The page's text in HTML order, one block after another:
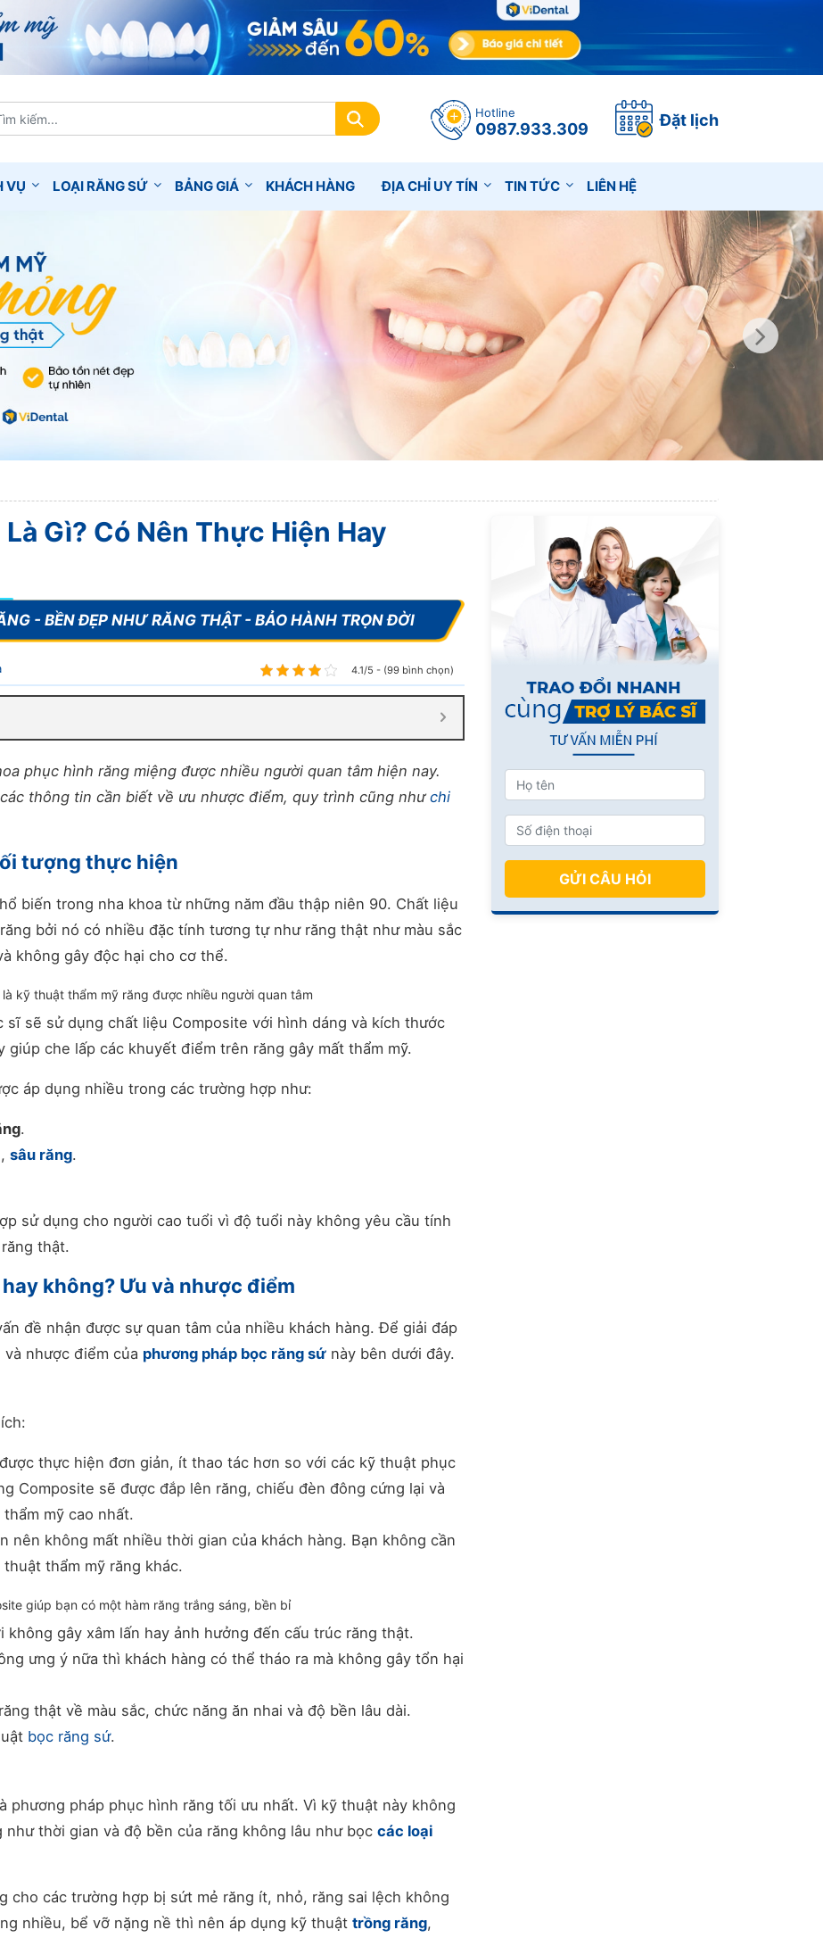
Hotline
0987.933.309 Đặt lịch
VỤ LOẠI RĂNG SỨ BẢNG GIÁ KHÁCH HÀNG ĐỊA CHỈ UY TÍN TIN TỨC LIÊN HỆ
Gì? Có Nên Thực Hiện Hay
4.1/5 - (99 bình chọn)
phục hình răng miệng được nhiều người quan tâm hiện nay.
thông tin cần biết về ưu nhược điểm, quy trình cũng nhưchi
tượng thực hiện
biến trong nha khoa từ những năm đầu thập niên 90. Chất liệu
bởi nó có nhiều đặc tính tương tự như răng thật như màu sắc
không gây độc hại cho cơ thể.
kỹ thuật thẩm mỹ răng được nhiều người quan tâm
sĩ sẽ sử dụng chất liệu Composite với hình dáng và kích thước
che lấp các khuyết điểm trên răng gây mất thẩm mỹ.
áp dụng nhiều trong các trường hợp như:
.
sâu răng.
sử dụng cho người cao tuổi vì độ tuổi này không yêu cầu tính
thật.
không? Ưu và nhược điểm
đề nhận được sự quan tâm của nhiều khách hàng. Để giải đáp
nhược điểm của phương pháp bọc răng sứ này bên dưới đây.
thực hiện đơn giản, ít thao tác hơn so với các kỹ thuật phục
Composite sẽ được đắp lên răng, chiếu đèn đông cứng lại và
mỹ cao nhất.
nên không mất nhiều thời gian của khách hàng. Bạn không cần
thẩm mỹ răng khác.
giúp bạn có một hàm răng trắng sáng, bền bỉ
không gây xâm lấn hay ảnh hưởng đến cấu trúc răng thật.
ưng ý nữa thì khách hàng có thể tháo ra mà không gây tổn hại
thật về màu sắc, chức năng ăn nhai và độ bền lâu dài.
bọc răng sứ.
phương pháp phục hình răng tối ưu nhất. Vì kỹ thuật này không
thời gian và độ bền của răng không lâu như bọc các loại
cho các trường hợp bị sứt mẻ răng ít, nhỏ, răng sai lệch không
nhiều, bể vỡ nặng nề thì nên áp dụng kỹ thuật trồng răng,
GỬI CÂU HỎI